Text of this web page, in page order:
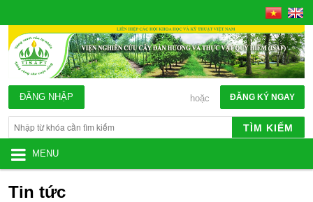
ĐĂNG KÝ NGAY
hoặc
ĐĂNG NHẬP
TÌM KIẾM
MENU
Tin tức